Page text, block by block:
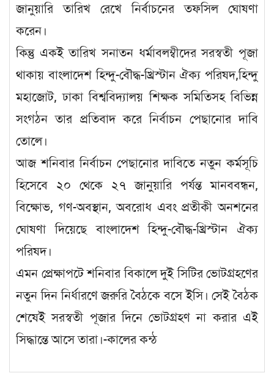
জানুয়ারি তারিখ রেখে নির্বাচনের তফসিল ঘোষণা
করেন।
কিন্তু একই তারিখ সনাতন ধর্মাবলম্বীদের সরস্বতী পূজা
থাকায় বাংলাদেশ হিন্দু-বৌদ্ধ-খ্রিস্টান ঐক্য পরিষদ,হিন্দু
মহাজোট, ঢাকা বিশ্ববিদ্যালয় শিক্ষক সমিতিসহ বিভিন্ন
সংগঠন তার প্রতিবাদ করে নির্বাচন পেছানোর দাবি
তোলে।
আজ শনিবার নির্বাচন পেছানোর দাবিতে নতুন কর্মসূচি
হিসেবে ২০ থেকে ২৭ জানুয়ারি পর্যন্ত মানববন্ধন,
বিক্ষোভ, গণ-অবস্থান, অবরোধ এবং প্রতীকী অনশনের
ঘোষণা দিয়েছে বাংলাদেশ হিন্দু-বৌদ্ধ-খ্রিস্টান ঐক্য
পরিষদ।
এমন প্রেক্ষাপটে শনিবার বিকালে দুই সিটির ভোটগ্রহণের
নতুন দিন নির্ধারণে জরুরি বৈঠকে বসে ইসি। সেই বৈঠক
শেষেই সরস্বতী পূজার দিনে ভোটগ্রহণ না করার এই
সিদ্ধান্তে আসে তারা।-কালের কন্ঠ